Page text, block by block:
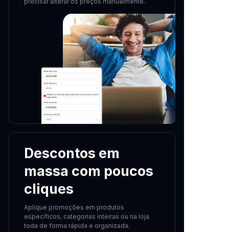
Descontos em
massa com poucos
cliques
Aplique promoções em produtos
específicos, categorias inteiras ou na loja
toda de forma rápida e organizada.